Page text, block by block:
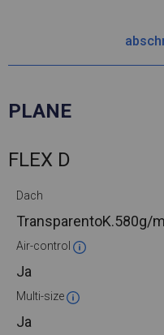
PLANE
FLEX D
Dach
TransparentoK.580g/m
Air-control
Ja
Multi-size
Ja